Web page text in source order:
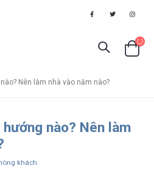
Nên làm nhà vào năm nào?
nào? Nên làm
khách